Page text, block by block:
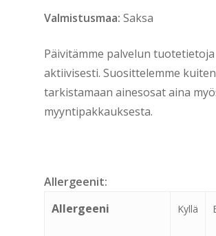
Valmistusmaa: Saksa
Päivitämme palvelun tuotetietoja
aktiivisesti. Suosittelemme
tarkistamaan ainesosat aina
myyntipakkauksesta.
Allergeenit:
Allergeeni
Kyllä